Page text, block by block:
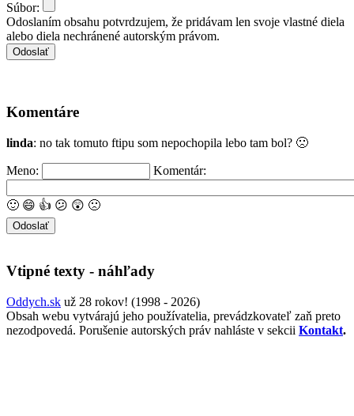
Súbor:
Odoslaním obsahu potvrdzujem, že pridávam len svoje vlastné diela
alebo diela nechránené autorským právom.
Komentáre
linda: no tak tomuto ftipu som nepochopila lebo tam bol? 🙁
Meno: Komentár:
🙂 😄 👍 😕 😲 🙁
Vtipné texty - náhľady
Oddych.sk už 28 rokov! (1998 - 2026)
Obsah webu vytvárajú jeho používatelia, prevádzkovateľ zaň preto
nezodpovedá. Porušenie autorských práv nahláste v sekcii Kontakt.